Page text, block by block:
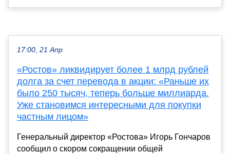
17:00, 21 Апр
«Ростов» ликвидирует более 1 млрд рублей
долга за счет перевода в акции: «Раньше их
было 250 тысяч, теперь больше миллиарда.
Уже становимся интересными для покупки
частным лицом»
Генеральный директор «Ростова» Игорь Гончаров
сообщил о скором сокращении общей